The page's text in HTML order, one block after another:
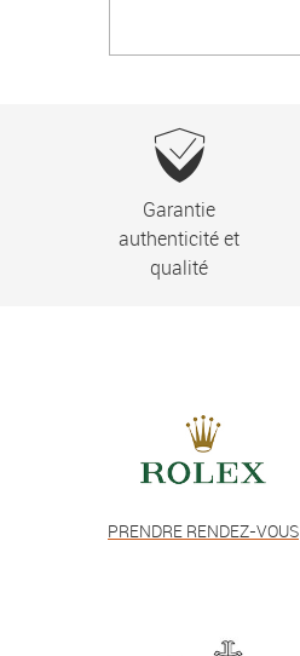
Garantie
authenticité et
qualité
PRENDRE RENDEZ-VOUS